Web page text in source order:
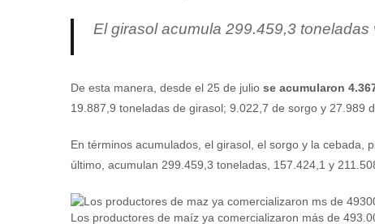
El girasol acumula 299.459,3
De esta manera, desde el 25 de julio se acumularon
19.887,9 toneladas de girasol; 9.022,7 de sorgo y 27.989
En términos acumulados, el girasol, el sorgo y la cebada,
último, acumulan 299.459,3 toneladas, 157.424,1 y
Los productores de maíz ya comercializaron más de